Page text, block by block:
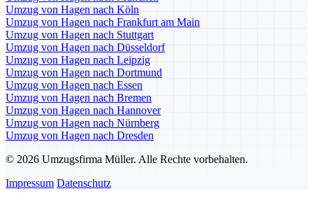
Umzug von Hagen nach Köln
Umzug von Hagen nach Frankfurt am Main
Umzug von Hagen nach Stuttgart
Umzug von Hagen nach Düsseldorf
Umzug von Hagen nach Leipzig
Umzug von Hagen nach Dortmund
Umzug von Hagen nach Essen
Umzug von Hagen nach Bremen
Umzug von Hagen nach Hannover
Umzug von Hagen nach Nürnberg
Umzug von Hagen nach Dresden
© 2026 Umzugsfirma Müller. Alle Rechte vorbehalten.
Impressum Datenschutz